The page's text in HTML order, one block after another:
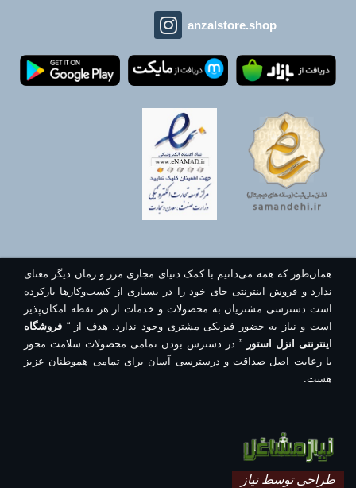
anzalstore.shop
همان‌طور که همه می‌دانیم با کمک دنیای مجازی مرز و زمان دیگر معنای
ندارد و فروش اینترنتی جای خود را در بسیاری از کسب‌وکارها بازکرده
است دسترسی مشتریان به محصولات و خدمات از هر نقطه امکان‌پذیر
است و نیاز به حضور فیزیکی مشتری وجود ندارد. هدف از “ فروشگاه
اینترنتی انزل استور ” در دسترس بودن تمامی محصولات سلامت محور
با رعایت اصل صداقت و درسترسی آسان برای تمامی هموطنان عزیز
هست.
طراحی توسط نیاز